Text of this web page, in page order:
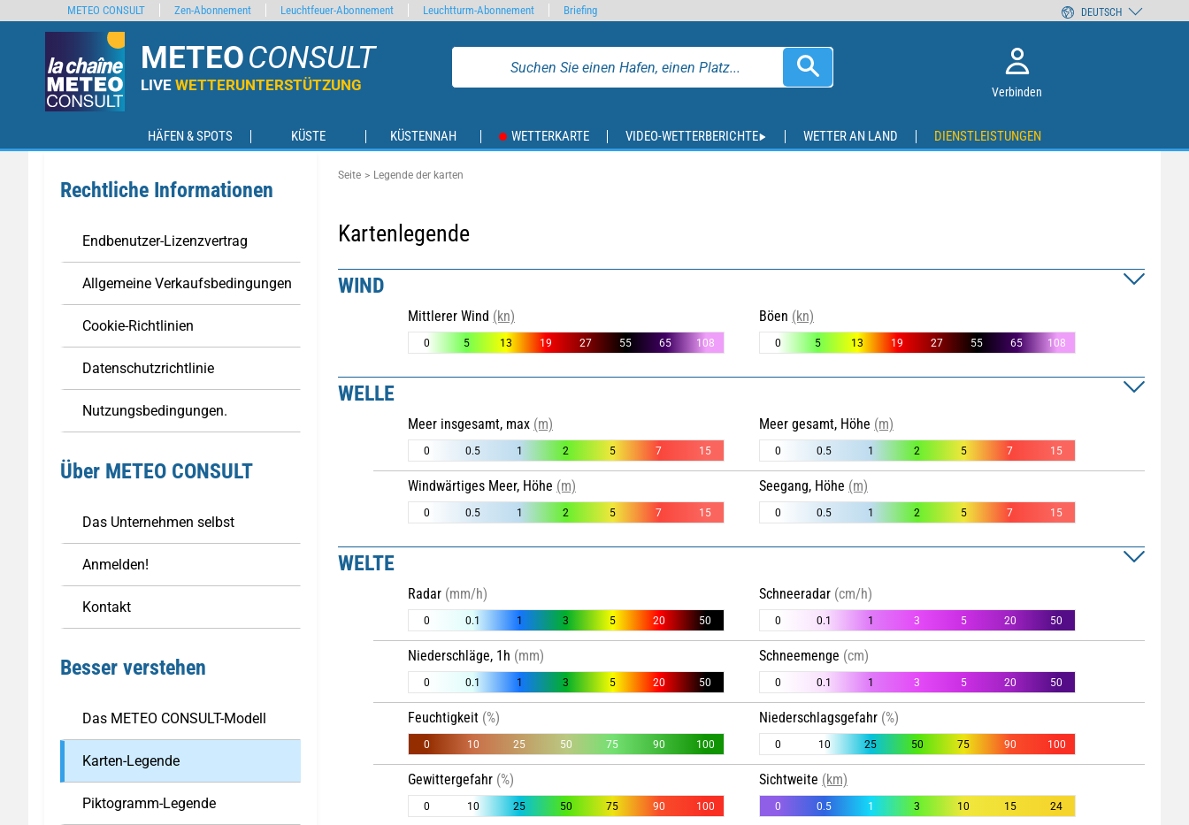
METEOCONSULT
LIVE WETTERUNTERSTÜTZUNG Verbinden
HÄFEN & SPOTS KÜSTE KÜSTENNAH WETTERKARTE VIDEO-WETTERBERICHTE WETTER AN LAND DIENSTLEISTUNGEN
Rechtliche Informationen
Endbenutzer-Lizenzvertrag
Allgemeine Verkaufsbedingungen
Cookie-Richtlinien
Datenschutzrichtlinie
Nutzungsbedingungen.
Über METEO CONSULT
Das Unternehmen selbst
Anmelden!
Kontakt
Besser verstehen
Das METEO CONSULT-Modell
Karten-Legende
Piktogramm-Legende
Seite Legende der karten
Kartenlegende
WIND
Mittlerer Wind (kn)
0 5 13 19 27 55 65 108
Böen (kn)
0 5 13 19 27 55 65 108
WELLE
Meer insgesamt, max (m)
0 0.5 1 2 5 7 15
Meer gesamt, Höhe (m)
0 0.5 1 2 5 7 15
Windwärtiges Meer, Höhe (m)
0 0.5 1 2 5 7 15
Seegang, Höhe (m)
0 0.5 1 2 5 7 15
WELTE
Radar (mm/h)
0 0.1 1 3 5 20 50
Schneeradar (cm/h)
0 0.1 1 3 5 20 50
Niederschläge, 1h (mm)
0 0.1 1 3 5 20 50
Schneemenge (cm)
0 0.1 1 3 5 20 50
Feuchtigkeit (%)
0 10 25 50 75 90 100
Niederschlagsgefahr (%)
0 10 25 50 75 90 100
Gewittergefahr (%)
0 10 25 50 75 90 100
Sichtweite (km)
0 0.5 1 3 10 15 24
METEO CONSULT Zen-Abonnement Leuchtfeuer-Abonnement Leuchtturm-Abonnement Briefing DEUTSCH